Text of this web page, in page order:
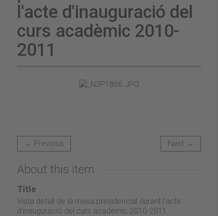
l'acte d'inauguració del
curs acadèmic 2010-
2011
← Previous Next →
About this item
Title
Vista detall de la mesa presidencial durant l'acte
d'inauguració del curs acadèmic 2010-2011